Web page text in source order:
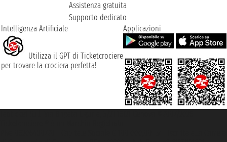
Assistenza gratuita
Supporto dedicato
Intelligenza Artificiale
Utilizza il GPT di Ticketcrociere
per trovare la crociera perfetta!
Applicazioni